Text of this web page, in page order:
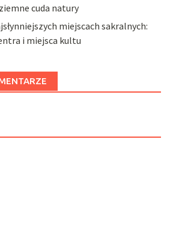
cuda natury
miejscach sakralnych:
i miejsca kultu